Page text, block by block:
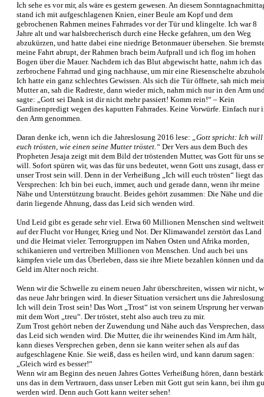
Ich sehe es vor mir, als wäre es gestern gewesen. An diesem
stand ich mit aufgeschlagenen Knien, einer Beule am Kopf und dem
gebrochenen Rahmen meines Fahrrades vor der Tür und klingelte. Ich war 8
Jahre alt und war halsbrecherisch durch eine Hecke gefahren, um den Weg
abzukürzen, und hatte dabei eine niedrige Betonmauer übersehen. Sie
meine Fahrt abrupt, der Rahmen brach beim Aufprall und ich flog im hohen
Bogen über die Mauer. Nachdem ich das Blut abgewischt hatte, nahm ich das
zerbrochene Fahrrad und ging nachhause, um mir eine Riesenschelte
Ich hatte ein ganz schlechtes Gewissen. Als sich die Tür öffnete, sah mich
Mutter an, sah die Radreste, dann wieder mich, nahm mich nur in den Arm
sagte: „Gott sei Dank ist dir nicht mehr passiert! Komm rein!“ – Kein
Gardinenpredigt wegen des kaputten Fahrrades. Keine Vorwürfe. Einfach nur
den Arm genommen.
Daran denke ich, wenn ich die Jahreslosung 2016 lese: „Gott spricht: Ich will
euch trösten, wie einen seine Mutter tröstet.“ Der Vers aus dem Buch des
Propheten Jesaja zeigt mit dem Bild der tröstenden Mutter, was Gott für uns
will. Sofort spüren wir, was das für uns bedeutet, wenn Gott uns zusagt, dass er
unser Trost sein will. Denn in der Verheißung „Ich will euch trösten“ liegt das
Versprechen: Ich bin bei euch, immer, auch und gerade dann, wenn ihr meine
Nähe und Unterstützung braucht. Beides gehört zusammen: Die Nähe und die
darin liegende Ahnung, dass das Leid sich wenden wird.
Und Leid gibt es gerade sehr viel. Etwa 60 Millionen Menschen sind weltweit
auf der Flucht vor Hunger, Krieg und Not. Der Klimawandel zerstört das Land
und die Heimat vieler. Terrorgruppen im Nahen Osten und Afrika morden,
schikanieren und vertreiben Millionen von Menschen. Und auch bei uns
kämpfen viele um das Überleben, dass sie ihre Miete bezahlen können und
Geld im Alter noch reicht.
Wenn wir die Schwelle zu einem neuen Jahr überschreiten, wissen wir nicht,
das neue Jahr bringen wird. In dieser Situation versichert uns die
Ich will dein Trost sein! Das Wort „Trost“ ist von seinem Ursprung her
mit dem Wort „treu“. Der tröstet, steht also auch treu zu mir.
Zum Trost gehört neben der Zuwendung und Nähe auch das Versprechen, dass
das Leid sich wenden wird. Die Mutter, die ihr weinendes Kind im Arm hält,
kann dieses Versprechen geben, denn sie kann weiter sehen als auf das
aufgeschlagene Knie. Sie weiß, dass es heilen wird, und kann darum sagen:
„Gleich wird es besser!“
Wenn wir am Beginn des neuen Jahres Gottes Verheißung hören, dann
uns das in dem Vertrauen, dass unser Leben mit Gott gut sein kann, bei ihm
werden wird. Denn auch Gott kann weiter sehen!